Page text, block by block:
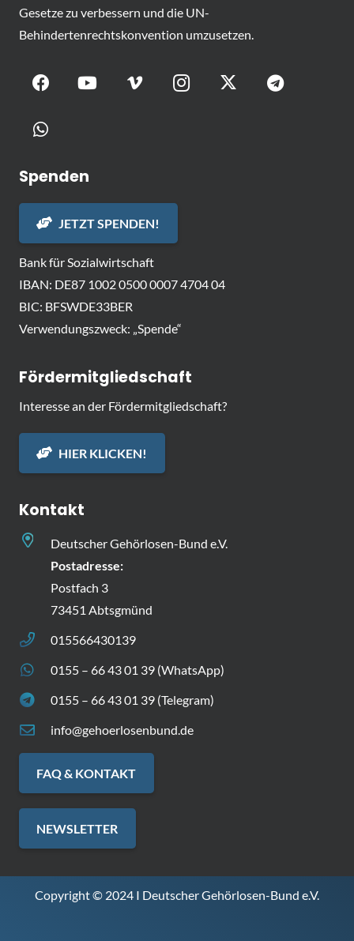
Gesetze zu verbessern und die UN-
Behindertenrechtskonvention umzusetzen.
Spenden
JETZT SPENDEN!
Bank für Sozialwirtschaft
IBAN: DE87 1002 0500 0007 4704 04
BIC: BFSWDE33BER
Verwendungszweck: „Spende“
Fördermitgliedschaft
Interesse an der Fördermitgliedschaft?
HIER KLICKEN!
Kontakt
Deutscher Gehörlosen-Bund e.V.
Postadresse:
Postfach 3
73451 Abtsgmünd
015566430139
0155 – 66 43 01 39 (WhatsApp)
0155 – 66 43 01 39 (Telegram)
info@gehoerlosenbund.de
FAQ & KONTAKT
NEWSLETTER
Copyright © 2024 I Deutscher Gehörlosen-Bund e.V.